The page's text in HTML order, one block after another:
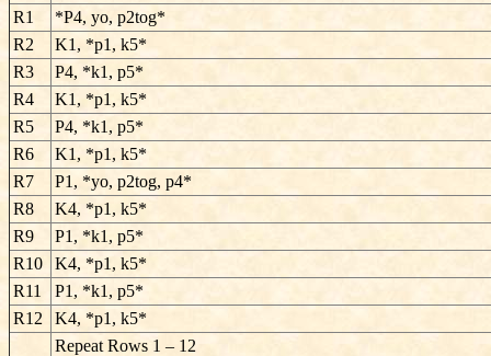
R1
*P4, yo, p2tog*
R2
K1, *p1, k5*
R3
P4, *k1, p5*
R4
K1, *p1, k5*
R5
P4, *k1, p5*
R6
K1, *p1, k5*
R7
P1, *yo, p2tog, p4*
R8
K4, *p1, k5*
R9
P1, *k1, p5*
R10
K4, *p1, k5*
R11
P1, *k1, p5*
R12
K4, *p1, k5*
Repeat Rows 1 – 12